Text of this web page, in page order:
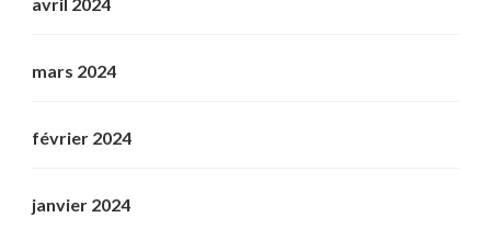
avril 2024
mars 2024
février 2024
janvier 2024